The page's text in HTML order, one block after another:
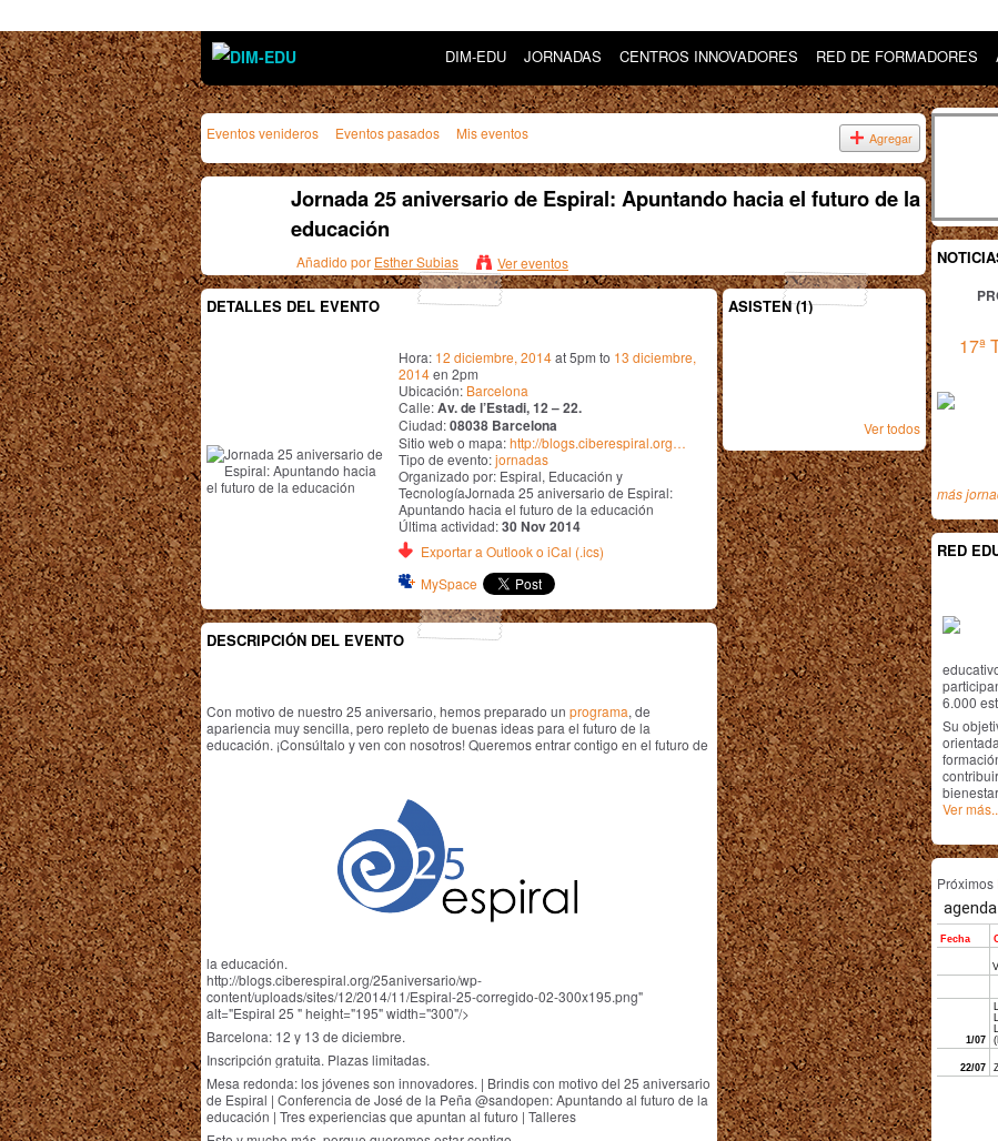
DIM-EDU JORNADAS CENTROS INNOVADORES RED DE FORMADORES
Eventos venideros Eventos pasados Mis eventos Agregar
Jornada 25 aniversario de Espiral: Apuntando hacia el futuro de la
educación
Añadido por Esther Subias Ver eventos
DETALLES DEL EVENTO
Hora: 12 diciembre, 2014at 5pm to 13 diciembre,
2014en 2pm
Ubicación: Barcelona
Calle:Av. de l’Estadi, 12 – 22.
Ciudad:08038 Barcelona
Sitio web o mapa:http://blogs.ciberespiral.org…
Tipo de evento:jornadas
Organizado por: Espiral, Educación y
TecnologíaJornada 25 aniversario de Espiral:
Apuntando hacia el futuro de la educación
Última actividad:30 Nov 2014
Exportar a Outlook o iCal (.ics)
MySpace
DESCRIPCIÓN DEL EVENTO
Con motivo de nuestro 25 aniversario, hemos preparado un programa, de
apariencia muy sencilla, pero repleto de buenas ideas para el futuro de la
educación. ¡Consúltalo y ven con nosotros! Queremos entrar contigo en el futuro de
la educación.
http://blogs.ciberespiral.org/25aniversario/wp-
content/uploads/sites/12/2014/11/Espiral-25-corregido-02-300x195.png"
alt="Espiral 25 " height="195" width="300"/>
Barcelona: 12 y 13 de diciembre.
Inscripción gratuita. Plazas limitadas.
Mesa redonda: los jóvenes son innovadores. | Brindis con motivo del 25 aniversario
de Espiral | Conferencia de José de la Peña @sandopen: Apuntando al futuro de la
educación | Tres experiencias que apuntan al futuro | Talleres
ASISTEN (1)
Ver todos
17ª
más
RED
6.000
Su
Ver
Próximos